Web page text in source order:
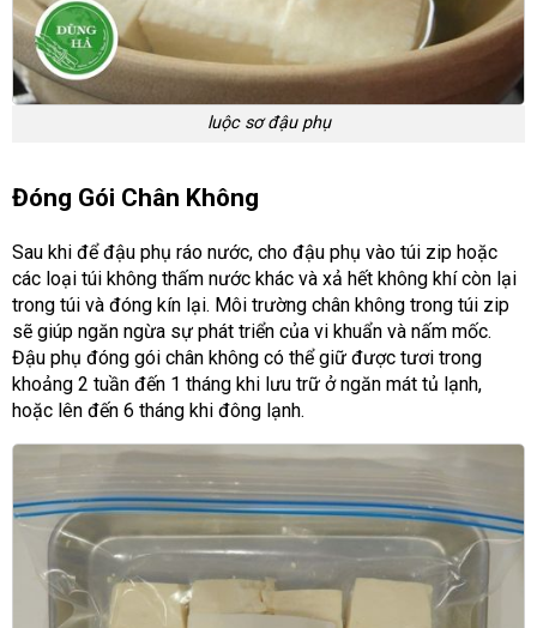
luộc sơ đậu phụ
Đóng Gói Chân Không
Sau khi để đậu phụ ráo nước, cho đậu phụ vào túi zip hoặc
các loại túi không thấm nước khác và xả hết không khí còn lại
trong túi và đóng kín lại. Môi trường chân không trong túi zip
sẽ giúp ngăn ngừa sự phát triển của vi khuẩn và nấm mốc.
Đậu phụ đóng gói chân không có thể giữ được tươi trong
khoảng 2 tuần đến 1 tháng khi lưu trữ ở ngăn mát tủ lạnh,
hoặc lên đến 6 tháng khi đông lạnh.